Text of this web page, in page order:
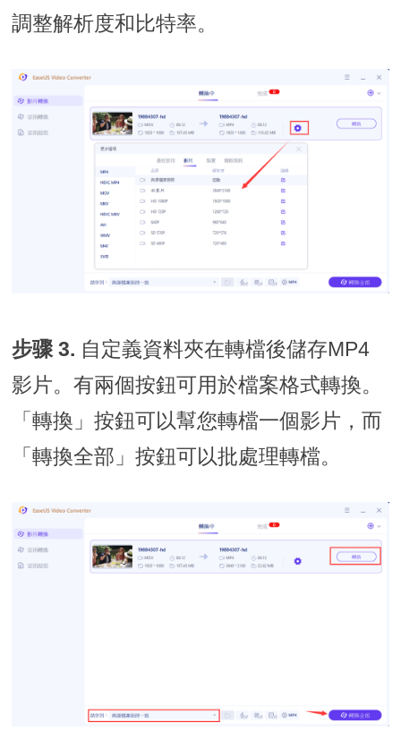
調整解析度和比特率。
步骤 3. 自定義資料夾在轉檔後儲存MP4
影片。有兩個按鈕可用於檔案格式轉換。
「轉換」按鈕可以幫您轉檔一個影片，而
「轉換全部」按鈕可以批處理轉檔。